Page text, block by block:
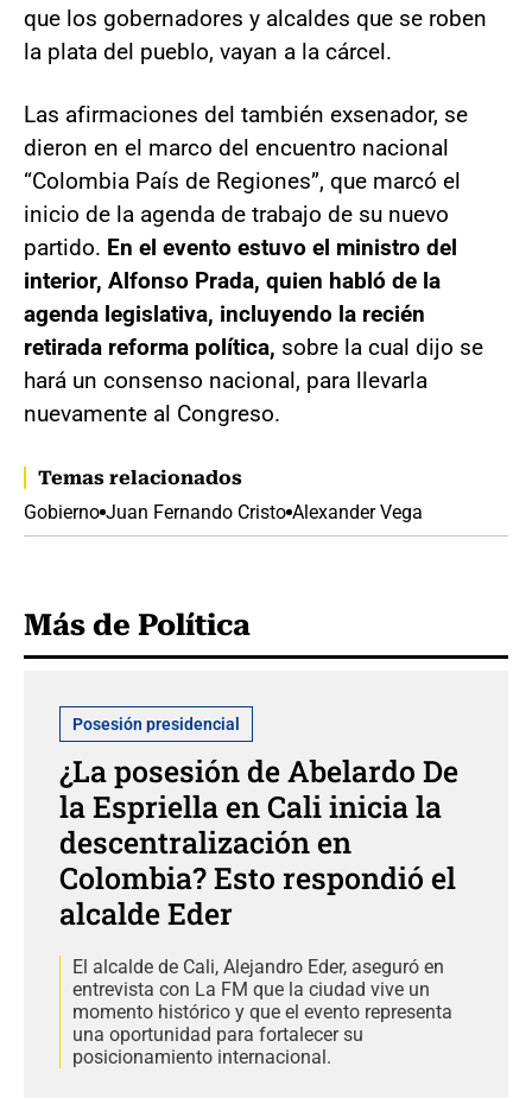
que los gobernadores y alcaldes que se roben
la plata del pueblo, vayan a la cárcel.
Las afirmaciones del también exsenador, se
dieron en el marco del encuentro nacional
“Colombia País de Regiones”, que marcó el
inicio de la agenda de trabajo de su nuevo
partido. En el evento estuvo el ministro del
interior, Alfonso Prada, quien habló de la
agenda legislativa, incluyendo la recién
retirada reforma política, sobre la cual dijo se
hará un consenso nacional, para llevarla
nuevamente al Congreso.
Temas relacionados
Gobierno Juan Fernando Cristo Alexander Vega
Más de Política
Posesión presidencial
¿La posesión de Abelardo De
la Espriella en Cali inicia la
descentralización en
Colombia? Esto respondió el
alcalde Eder
El alcalde de Cali, Alejandro Eder, aseguró en
entrevista con La FM que la ciudad vive un
momento histórico y que el evento representa
una oportunidad para fortalecer su
posicionamiento internacional.